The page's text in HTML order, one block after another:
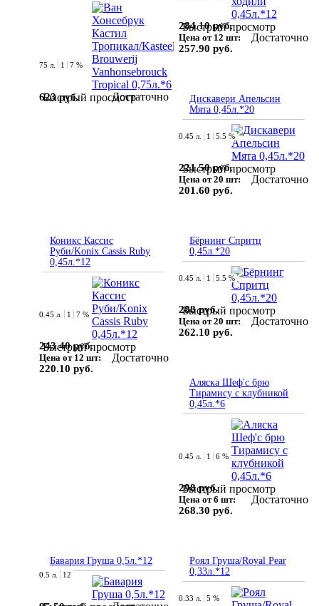
Быстрый просмотр
75 л. 1 7 %
623 руб. Достаточно
Быстрый просмотр
284.10 руб.
Цена от 12 шт:
257.90 руб.
Достаточно
Дискавери Апельсин
Мята 0,45л.*20
Быстрый просмотр
0.45 л. 1 5.5 %
221.50 руб.
Цена от 20 шт:
201.60 руб.
Достаточно
Коникс Кассис
Руби/Konix Cassis Ruby
0,45л.*12
Быстрый просмотр
0.45 л. 1 7 %
243.40 руб.
Цена от 12 шт:
220.10 руб.
Достаточно
Бёрнинг Спритц
0,45л.*20
Быстрый просмотр
0.45 л. 1 5.5 %
288 руб.
Цена от 20 шт:
262.10 руб.
Достаточно
Аляска Шеф'с брю
Тирамису с клубникой
0,45л.*6
Быстрый просмотр
0.45 л. 1 6 %
298 руб.
Цена от 6 шт:
268.30 руб.
Достаточно
Бавария Груша 0,5л.*12
0.5 л. 12
Роял Груша/Royal Pear
0,33л.*12
0.33 л. 5 %